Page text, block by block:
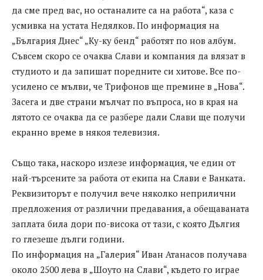
да сме пред вас, но останалите са на работа“, каза с
усмивка на устата Недялков. По информация на
„България Днес“ „Ку-ку бенд“ работят по нов албум.
Съвсем скоро се очаква Слави и компания да влязат в
студиото и да запишат поредните си хитове. Все по-
усилено се мълви, че Трифонов ще премине в „Нова“.
Засега и две страни мълчат по въпроса, но в края на
лятото се очаква да се разбере дали Слави ще получи
екранно време в някоя телевизия.
Също така, наскоро излезе информация, че един от
най-търсените за работа от екипа на Слави е Ванката.
Реквизиторът е получил вече няколко неприлични
предложения от различни предавания, а обещаваната
заплата била дори по-висока от тази, с която Дългия
го глезеше дълги години.
По информация на „Галерия“ Иван Атанасов получава
около 2500 лева в „Шоуто на Слави“, където го играе